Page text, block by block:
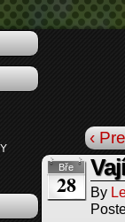
‹
Bře
28 By